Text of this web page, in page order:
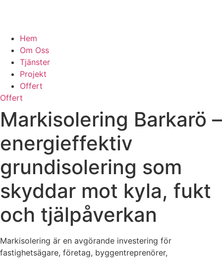
Hem
Om Oss
Tjänster
Projekt
Offert
Offert
Markisolering Barkarö –
energieffektiv
grundisolering som
skyddar mot kyla, fukt
och tjälpåverkan
Markisolering är en avgörande investering för
fastighetsägare, företag, byggentreprenörer,